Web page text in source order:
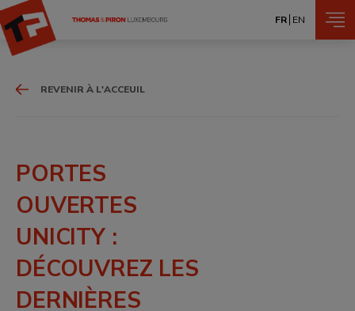
Aller au contenu principal
FR EN
Fil d'Ariane
REVENIR À L'ACCEUIL
PORTES
OUVERTES
UNICITY :
DÉCOUVREZ LES
DERNIÈRES